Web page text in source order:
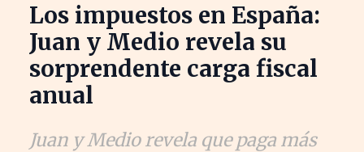
Los impuestos en España:
Juan y Medio revela su
sorprendente carga fiscal
anual
Juan y Medio revela que paga más